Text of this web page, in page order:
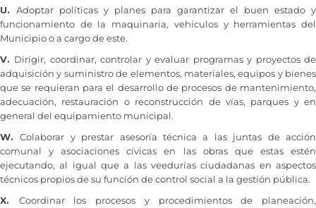
U. Adoptar políticas y planes para garantizar el buen estado y
funcionamiento de la maquinaria, vehículos y herramientas del
Municipio o a cargo de este.
V. Dirigir, coordinar, controlar y evaluar programas y proyectos de
adquisición y suministro de elementos, materiales, equipos y bienes
que se requieran para el desarrollo de procesos de mantenimiento,
adecuación, restauración o reconstrucción de vías, parques y en
general del equipamiento municipal.
W.Colaborar y prestar asesoría técnica a las juntas de acción
comunal y asociaciones cívicas en las obras que estas estén
ejecutando, al igual que a las veedurías ciudadanas en aspectos
técnicos propios de su función de control social a la gestión pública.
X. Coordinar los procesos y procedimientos de planeación,